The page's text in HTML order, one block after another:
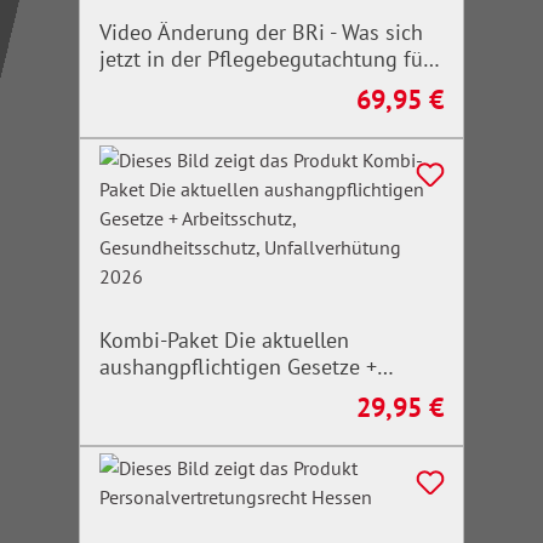
Video Änderung der BRi - Was sich
jetzt in der Pflegebegutachtung für
Regulärer Preis:
69,95 €
Kombi-Paket Die aktuellen
aushangpflichtigen Gesetze +
Arbeitsschutz, Gesundheitsschutz,
Regulärer Preis:
29,95 €